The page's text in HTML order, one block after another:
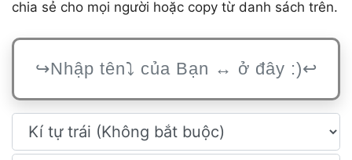
chia sẻ cho mọi người hoặc copy từ danh sách trên.